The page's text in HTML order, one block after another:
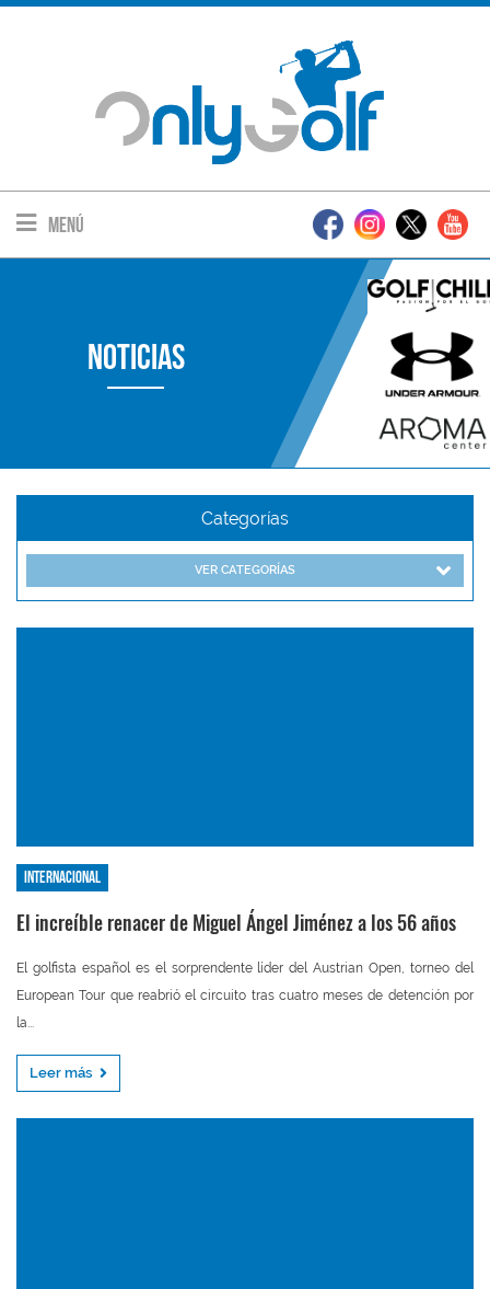
Menú
Noticias
Categorías
VER CATEGORÍAS
Internacional
El increíble renacer de Miguel Ángel Jiménez a los 56 años
El golfista español es el sorprendente líder del Austrian Open, torneo del
European Tour que reabrió el circuito tras cuatro meses de detención por
la...
Leer más